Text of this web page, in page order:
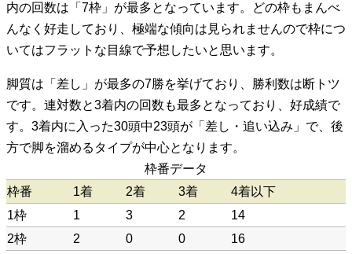
内の回数は「7枠」が最多となっています。どの枠もまんべ
んなく好走しており、極端な傾向は見られませんので枠につ
いてはフラットな目線で予想したいと思います。
脚質は「差し」が最多の7勝を挙げており、勝利数は断トツ
です。連対数と3着内の回数も最多となっており、好成績で
す。3着内に入った30頭中23頭が「差し・追い込み」で、後
方で脚を溜めるタイプが中心となります。
枠番データ
枠番
1着 2着 3着
4着以下
1枠
1 3 2
14
2枠
2 0 0
16